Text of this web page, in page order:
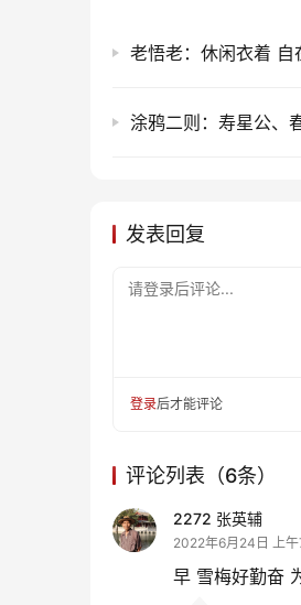
老悟老：休闲衣着 自
涂鸦二则：寿星公、
发表回复
请登录后评论...
登录后才能评论
评论列表（6条）
2272 张英辅
2022年6月24日 上午
早 雪梅好勤奋